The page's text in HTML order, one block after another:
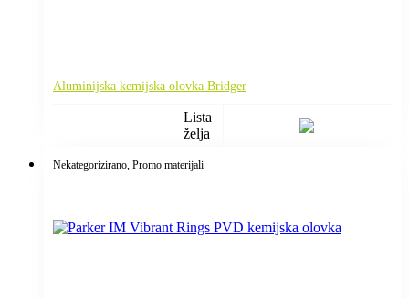
Aluminijska kemijska olovka Bridger
Lista
želja
Nekategorizirano , Promo materijali